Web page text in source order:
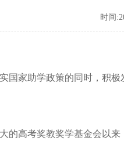
时间
家助学政策的同时，积极
高考奖教奖学基金会以来